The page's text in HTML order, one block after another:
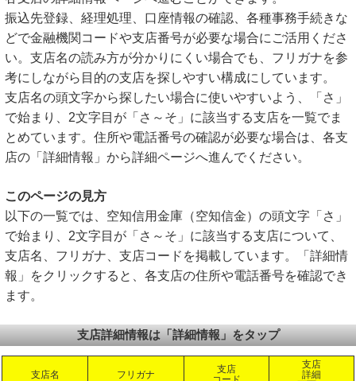
振込先登録、経理処理、口座情報の確認、各種事務手続きな
どで金融機関コードや支店番号が必要な場合にご活用くださ
い。支店名の読み方が分かりにくい場合でも、フリガナを参
考にしながら目的の支店を探しやすい構成にしています。
支店名の頭文字から探したい場合に使いやすいよう、「さ」
で始まり、2文字目が「さ～そ」に該当する支店を一覧でま
とめています。住所や電話番号の確認が必要な場合は、各支
店の「詳細情報」から詳細ページへ進んでください。
このページの見方
以下の一覧では、空知信用金庫（空知信金）の頭文字「さ」
で始まり、2文字目が「さ～そ」に該当する支店について、
支店名、フリガナ、支店コードを掲載しています。「詳細情
報」をクリックすると、各支店の住所や電話番号を確認でき
ます。
支店詳細情報は「詳細情報」をタップ
支店名 フリガナ
支店
支店
詳細